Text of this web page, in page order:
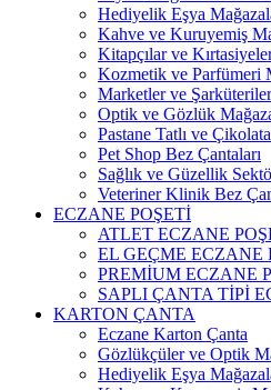
Hediyelik Eşya
Kahve ve Kuruyemiş
Kitapçılar ve
Kozmetik ve Parfümeri
Marketler ve Şarküteriler
Optik ve Gözlük
Pastane Tatlı ve
Pet Shop Bez Çantaları
Sağlık ve Güzellik
Veteriner Klinik Bez
ECZANE POŞETİ
ATLET ECZANE
EL GEÇME ECZANE
PREMİUM ECZANE
SAPLI ÇANTA TİPİ
KARTON ÇANTA
Eczane Karton Çanta
Gözlükçüler ve Optik
Hediyelik Eşya